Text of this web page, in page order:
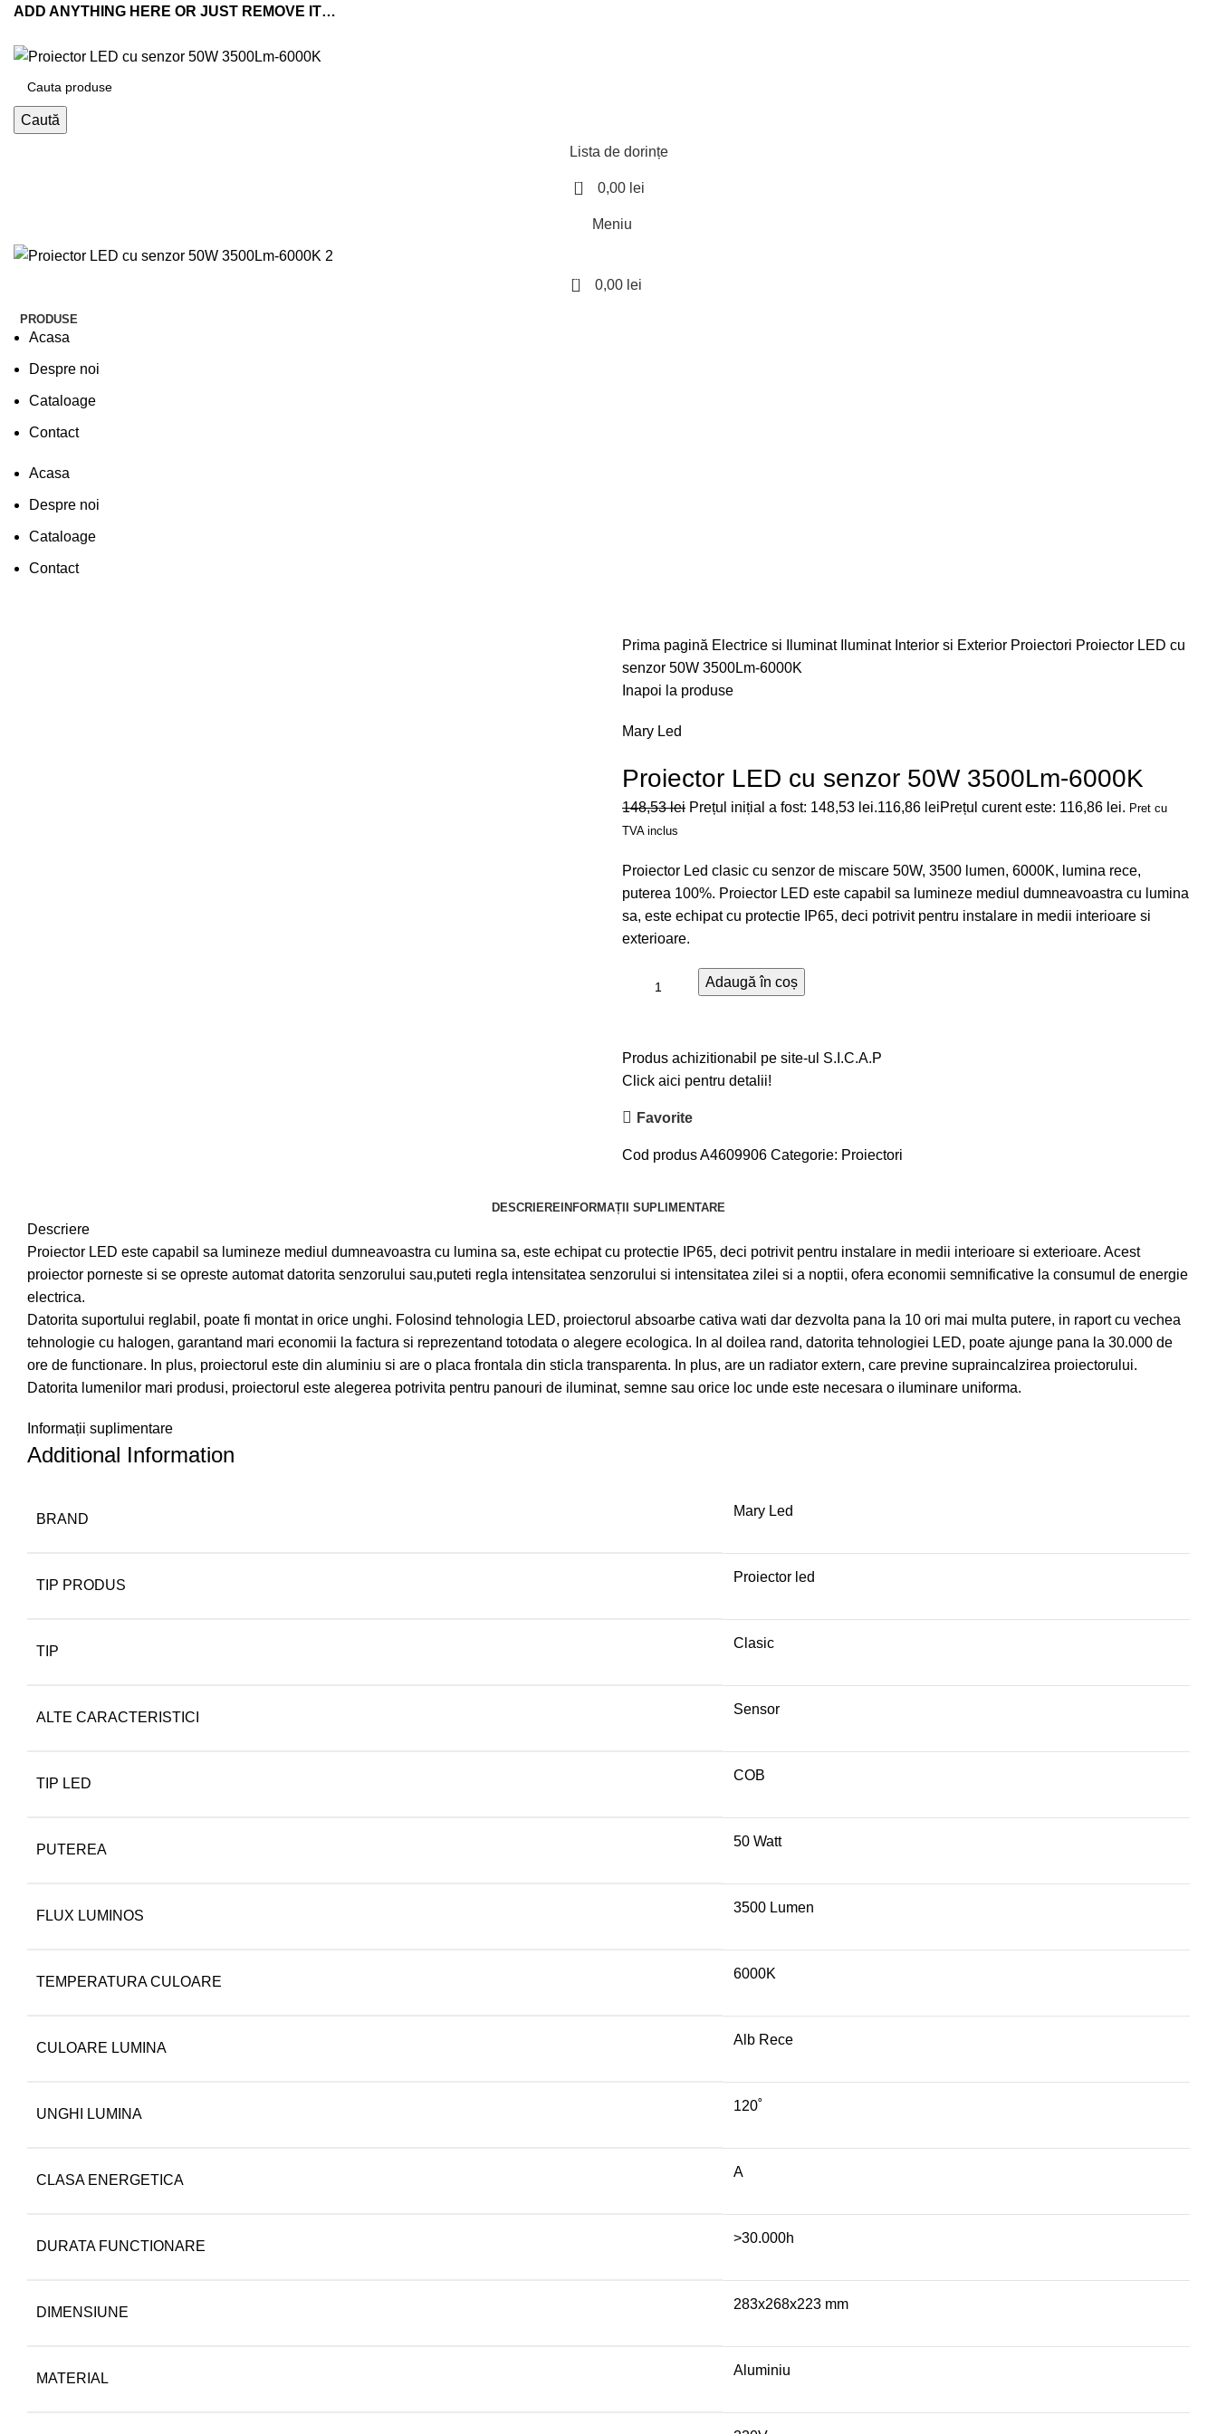
ADD ANYTHING HERE OR JUST REMOVE IT…
Caută
Lista de dorințe
0 0,00 lei
Meniu
0 0,00 lei
PRODUSE
Acasa
Despre noi
Cataloage
Contact
Acasa
Despre noi
Cataloage
Contact
Prima pagină Electrice si Iluminat Iluminat Interior si Exterior Proiectori Proiector LED cu
senzor 50W 3500Lm-6000K
Inapoi la produse
Mary Led
Proiector LED cu senzor 50W 3500Lm-6000K
148,53lei Prețul inițial a fost: 148,53 lei.116,86 leiPrețul curent este: 116,86 lei. Pret cu
TVA inclus
Proiector Led clasic cu senzor de miscare 50W, 3500 lumen, 6000K, lumina rece,
puterea 100%. Proiector LED este capabil sa lumineze mediul dumneavoastra cu lumina
sa, este echipat cu protectie IP65, deci potrivit pentru instalare in medii interioare si
exterioare.
Adaugă în coș
Produs achizitionabil pe site-ul S.I.C.A.P
Click aici pentru detalii!
Favorite
Cod produsA4609906 Categorie: Proiectori
DESCRIERE INFORMAȚII SUPLIMENTARE
Descriere
Proiector LED este capabil sa lumineze mediul dumneavoastra cu lumina sa, este echipat cu protectie IP65, deci potrivit pentru instalare in medii interioare si exterioare. Acest
proiector porneste si se opreste automat datorita senzorului sau,puteti regla intensitatea senzorului si intensitatea zilei si a noptii, ofera economii semnificative la consumul de energie
electrica.
Datorita suportului reglabil, poate fi montat in orice unghi. Folosind tehnologia LED, proiectorul absoarbe cativa wati dar dezvolta pana la 10 ori mai multa putere, in raport cu vechea
tehnologie cu halogen, garantand mari economii la factura si reprezentand totodata o alegere ecologica. In al doilea rand, datorita tehnologiei LED, poate ajunge pana la 30.000 de
ore de functionare. In plus, proiectorul este din aluminiu si are o placa frontala din sticla transparenta. In plus, are un radiator extern, care previne supraincalzirea proiectorului.
Datorita lumenilor mari produsi, proiectorul este alegerea potrivita pentru panouri de iluminat, semne sau orice loc unde este necesara o iluminare uniforma.
Informații suplimentare
Additional Information
BRAND
Mary Led
TIP PRODUS
Proiector led
TIP
Clasic
ALTE CARACTERISTICI
Sensor
TIP LED
COB
PUTEREA
50 Watt
FLUX LUMINOS
3500 Lumen
TEMPERATURA CULOARE
6000K
CULOARE LUMINA
Alb Rece
UNGHI LUMINA
120˚
CLASA ENERGETICA
A
DURATA FUNCTIONARE
>30.000h
DIMENSIUNE
283x268x223 mm
MATERIAL
Aluminiu